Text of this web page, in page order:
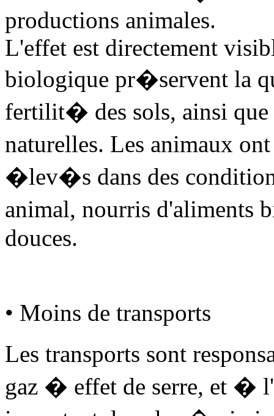
productions animales.
L'effet est directement
biologique pr�servent la
fertilit� des sols, ainsi
naturelles. Les animaux
�lev�s dans des
animal, nourris d'aliments
douces.
• Moins de transports
Les transports sont
gaz � effet de serre, et �